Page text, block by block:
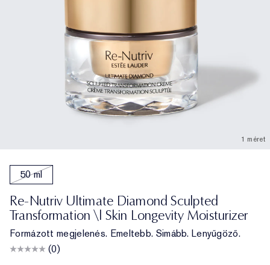
1 méret
50 ml
Re-Nutriv Ultimate Diamond Sculpted
Transformation \| Skin Longevity Moisturizer
Formázott megjelenés. Emeltebb. Simább. Lenyűgöző.
(0)